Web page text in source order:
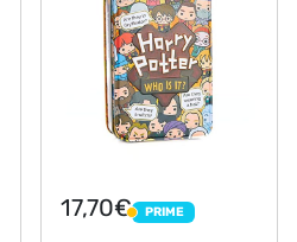
17,70€ PRIME
PRIME